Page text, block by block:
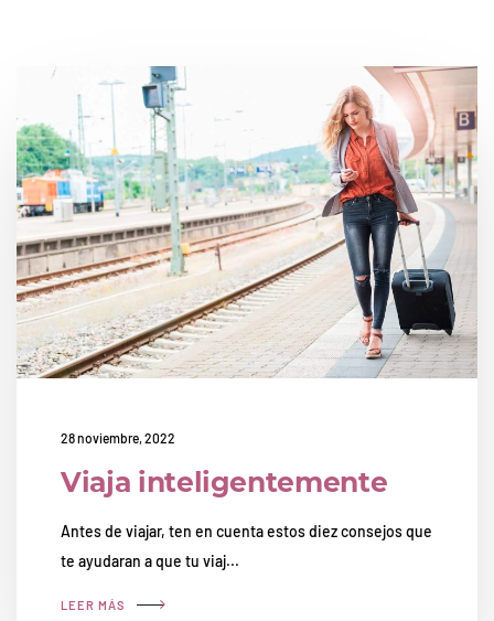
28 noviembre, 2022
Viaja inteligentemente
Antes de viajar, ten en cuenta estos diez consejos que
te ayudaran a que tu viaj...
LEER MÁS